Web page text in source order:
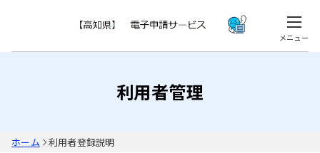
メニュー
利用者管理
ホーム 利用者登録説明